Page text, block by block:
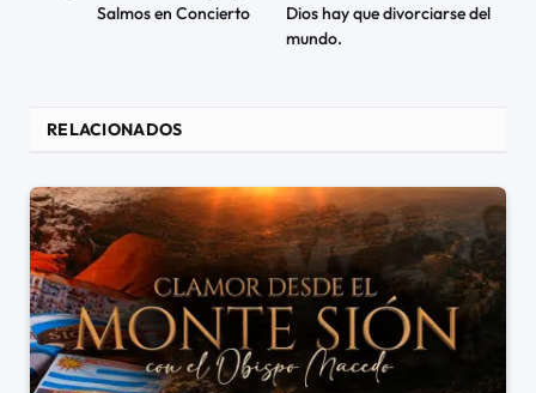
Salmos en Concierto
Dios hay que divorciarse del
mundo.
RELACIONADOS